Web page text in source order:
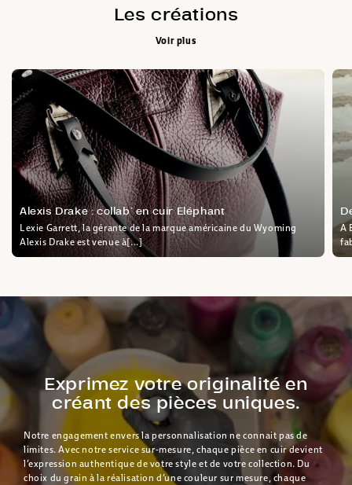
Les créations
Voir plus
Alexis Drake : collab’ en cuir Eléphant
Lexie Garrett, la gérante de la marque américaine du Wyoming
Alexis Drake est venue à[...]
A
Exprimez votre originalité en
créant des pièces uniques.
Notre engagement envers la personnalisation ne connait pas de
limites. Avec notre service sur-mesure, chaque pièce en cuir devient
l’expression authentique de votre style et de votre collection. Du
choix du grain à la réalisation d’une couleur sur mesure, chaque